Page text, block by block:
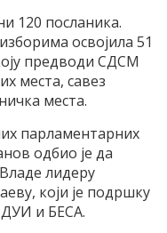
120 посланика.
освојила 51
предводи СДСМ
места, савез
места.
парламентарних
одбио је да
лидеру
који је подршку
и БЕСА.